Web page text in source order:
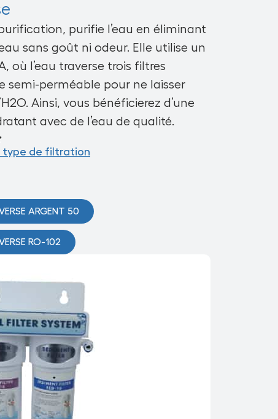
purifie l’eau en éliminant
sans goût ni odeur. Elle utilise un
où l’eau traverse trois filtres
semi-perméable pour ne laisser
Ainsi, vous bénéficierez d’une
avec de l’eau de qualité.
type de filtration
ARGENT 50
RO-102